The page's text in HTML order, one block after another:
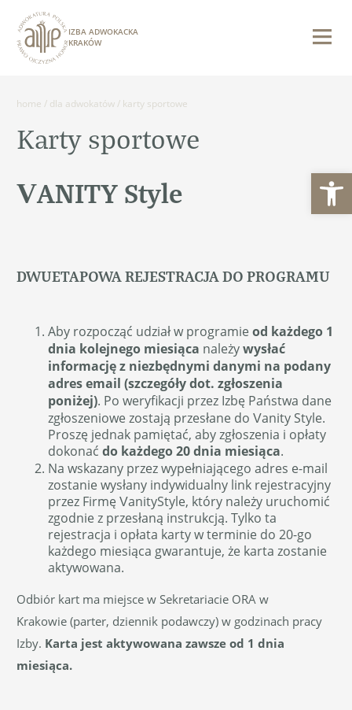
IZBA ADWOKACKA
KRAKÓW
home / dla adwokatów / karty sportowe
Karty sportowe
VANITY Style
DWUETAPOWA REJESTRACJA DO PROGRAMU
Aby rozpocząć udział w programie od każdego 1
dnia kolejnego miesiąca należywysłać
informację z niezbędnymi danymi na podany
adres email (szczegóły dot. zgłoszenia
poniżej). Po weryfikacji przez Izbę Państwa dane
zgłoszeniowe zostają przesłane do Vanity Style.
Proszę jednak pamiętać, aby zgłoszenia i opłaty
dokonać do każdego 20 dnia miesiąca.
Na wskazany przez wypełniającego adres e-mail
zostanie wysłany indywidualny link rejestracyjny
przez Firmę VanityStyle, który należy uruchomić
zgodnie z przesłaną instrukcją. Tylko ta
rejestracja i opłata karty w terminie do 20-go
każdego miesiąca gwarantuje, że karta zostanie
aktywowana.
Odbiór kart ma miejsce w Sekretariacie ORA w
Krakowie (parter, dziennik podawczy) w godzinach pracy
Izby. Karta jest aktywowana zawsze od 1 dnia
miesiąca.